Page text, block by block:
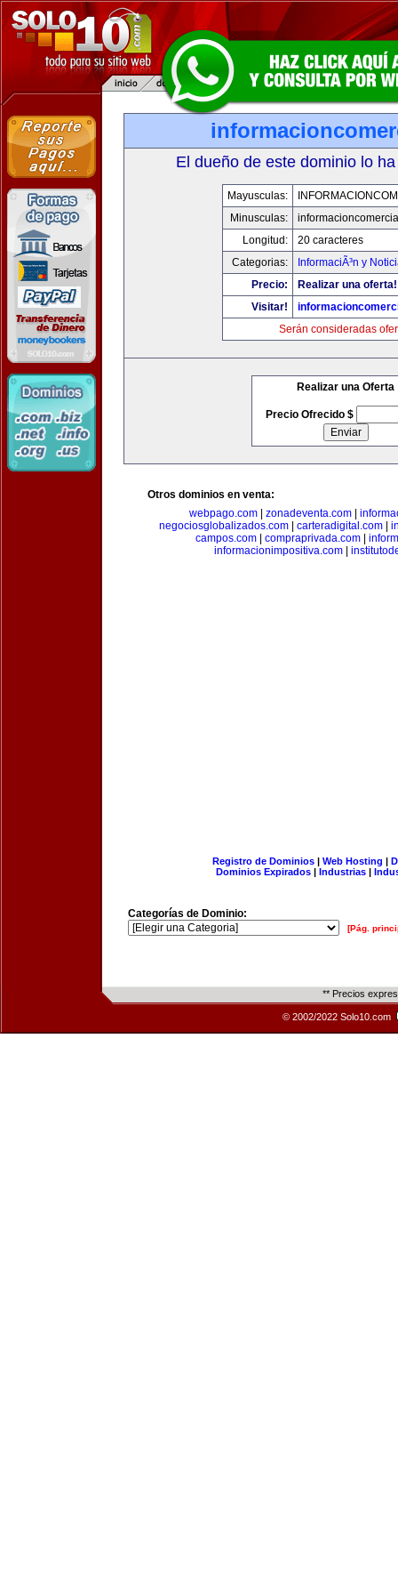
El dueño de este dominio lo
Mayusculas:
Minusculas:
Longitud:
20 caracteres
Categorias:
InformaciÃ³n y
Precio:
Realizar una oferta!
Visitar!
Serán consideradas
Realizar una Oferta
Precio Ofrecido $
Otros dominios en venta:
webpago.com
zonadeventa.com
negociosglobalizados.com
carteradigital.com
campos.com
compraprivada.com
informacionimpositiva.com
Registro de Dominios| Web Hosting |
Dominios Expirados | Industrias |
Categorías de Dominio:
[Pág.
** Precios
© 2002/2022 Solo10.com